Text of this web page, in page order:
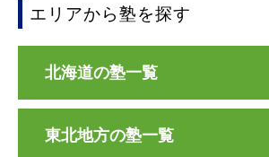
エリアから塾を探す
北海道の塾一覧
東北地方の塾一覧